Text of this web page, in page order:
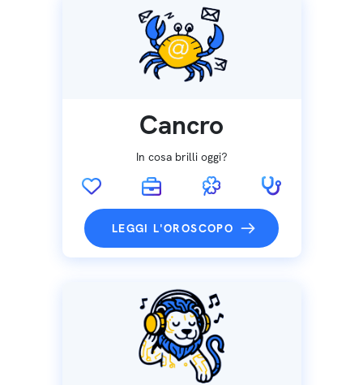
Cancro
In cosa brilli oggi?
LEGGI L'OROSCOPO